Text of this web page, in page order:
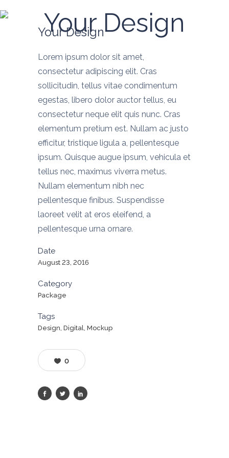
Your Design
Your Design
Lorem ipsum dolor sit amet,
consectetur adipiscing elit. Cras
sollicitudin, tellus vitae condimentum
egestas, libero dolor auctor tellus, eu
consectetur neque elit quis nunc. Cras
elementum pretium est. Nullam ac justo
efficitur, tristique ligula a, pellentesque
ipsum. Quisque augue ipsum, vehicula et
tellus nec, maximus viverra metus.
Nullam elementum nibh nec
pellentesque finibus. Suspendisse
laoreet velit at eros eleifend, a
pellentesque urna ornare.
Date
August 23, 2016
Category
Package
Tags
Design, Digital, Mockup
0